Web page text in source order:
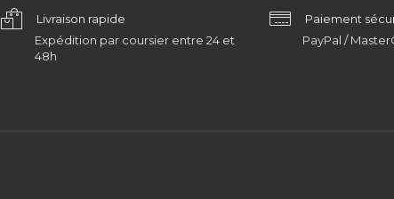
Livraison rapide
Expédition par coursier entre 24 et
48h
Paiement
PayPal /